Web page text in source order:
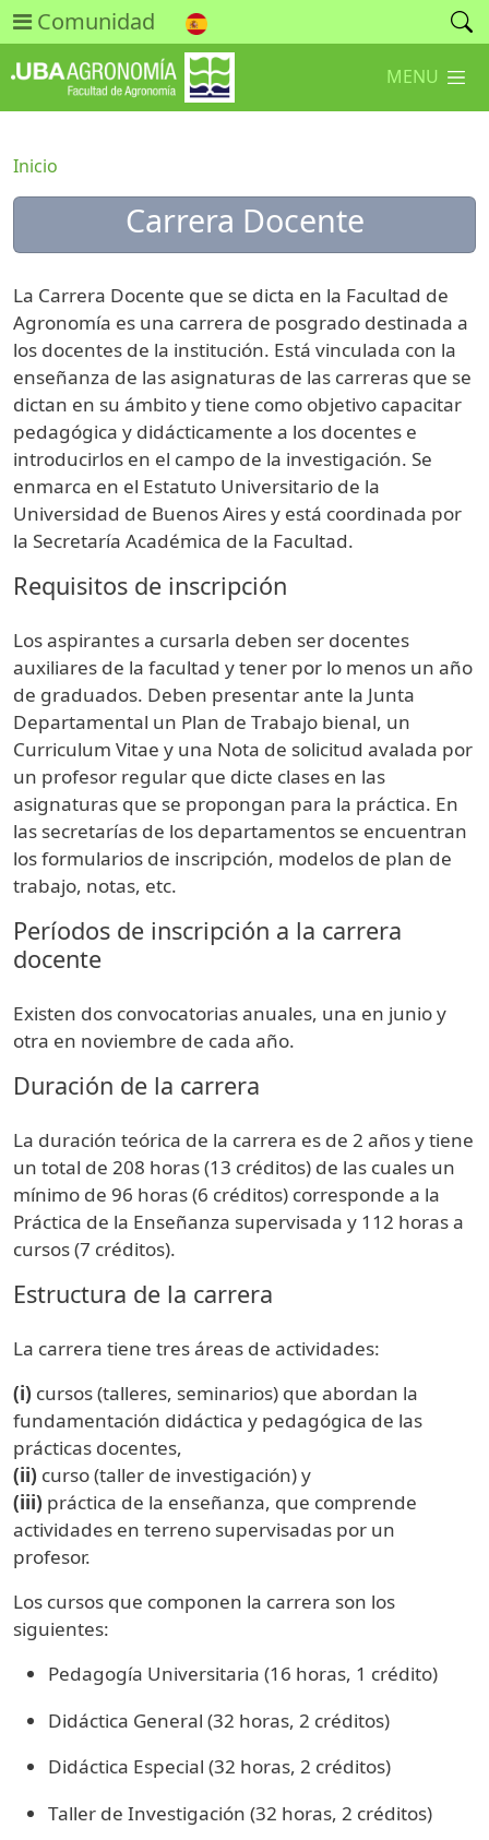
Comunidad
MENU
Inicio
Carrera Docente
La Carrera Docente que se dicta en la Facultad de
Agronomía es una carrera de posgrado destinada a
los docentes de la institución. Está vinculada con la
enseñanza de las asignaturas de las carreras que se
dictan en su ámbito y tiene como objetivo capacitar
pedagógica y didácticamente a los docentes e
introducirlos en el campo de la investigación. Se
enmarca en el Estatuto Universitario de la
Universidad de Buenos Aires y está coordinada por
la Secretaría Académica de la Facultad.
Requisitos de inscripción
Los aspirantes a cursarla deben ser docentes
auxiliares de la facultad y tener por lo menos un año
de graduados. Deben presentar ante la Junta
Departamental un Plan de Trabajo bienal, un
Curriculum Vitae y una Nota de solicitud avalada por
un profesor regular que dicte clases en las
asignaturas que se propongan para la práctica. En
las secretarías de los departamentos se encuentran
los formularios de inscripción, modelos de plan de
trabajo, notas, etc.
Períodos de inscripción a la carrera
docente
Existen dos convocatorias anuales, una en junio y
otra en noviembre de cada año.
Duración de la carrera
La duración teórica de la carrera es de 2 años y tiene
un total de 208 horas (13 créditos) de las cuales un
mínimo de 96 horas (6 créditos) corresponde a la
Práctica de la Enseñanza supervisada y 112 horas a
cursos (7 créditos).
Estructura de la carrera
La carrera tiene tres áreas de actividades:
(i) cursos (talleres, seminarios) que abordan la
fundamentación didáctica y pedagógica de las
prácticas docentes,
(ii) curso (taller de investigación) y
(iii) práctica de la enseñanza, que comprende
actividades en terreno supervisadas por un
profesor.
Los cursos que componen la carrera son los
siguientes:
Pedagogía Universitaria (16 horas, 1 crédito)
Didáctica General (32 horas, 2 créditos)
Didáctica Especial (32 horas, 2 créditos)
Taller de Investigación (32 horas, 2 créditos)